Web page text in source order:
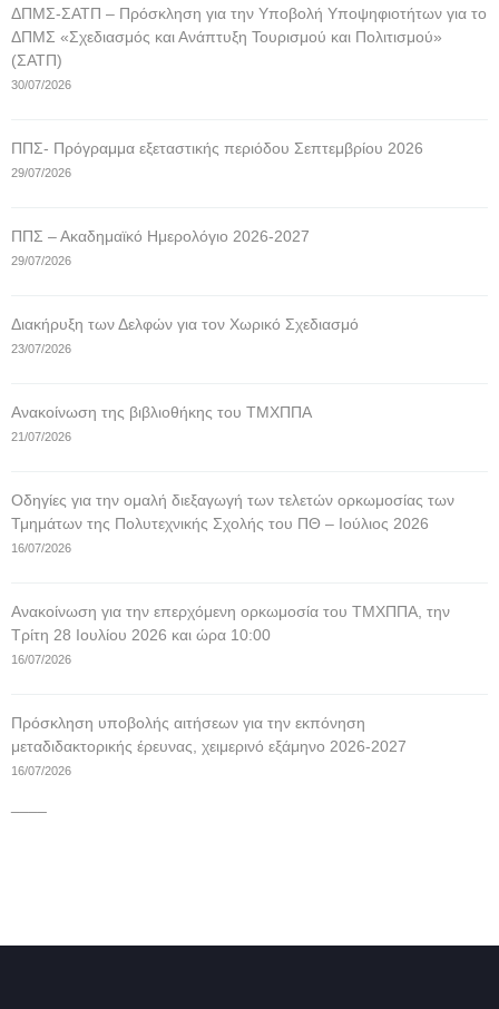
ΔΠΜΣ-ΣΑΤΠ – Πρόσκληση για την Υποβολή Υποψηφιοτήτων για το
ΔΠΜΣ «Σχεδιασμός και Ανάπτυξη Τουρισμού και Πολιτισμού»
(ΣΑΤΠ)
30/07/2026
ΠΠΣ- Πρόγραμμα εξεταστικής περιόδου Σεπτεμβρίου 2026
29/07/2026
ΠΠΣ – Ακαδημαϊκό Ημερολόγιο 2026-2027
29/07/2026
Διακήρυξη των Δελφών για τον Χωρικό Σχεδιασμό
23/07/2026
Ανακοίνωση της βιβλιοθήκης του ΤΜΧΠΠΑ
21/07/2026
Οδηγίες για την ομαλή διεξαγωγή των τελετών ορκωμοσίας των
Τμημάτων της Πολυτεχνικής Σχολής του ΠΘ – Ιούλιος 2026
16/07/2026
Ανακοίνωση για την επερχόμενη ορκωμοσία του ΤΜΧΠΠΑ, την
Τρίτη 28 Ιουλίου 2026 και ώρα 10:00
16/07/2026
Πρόσκληση υποβολής αιτήσεων για την εκπόνηση
μεταδιδακτορικής έρευνας, χειμερινό εξάμηνο 2026-2027
16/07/2026